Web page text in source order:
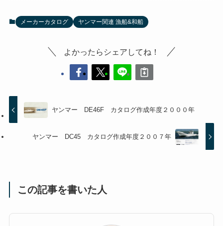
メーカーカタログ ヤンマー関連 漁船&和船
よかったらシェアしてね！
ヤンマー DE46F カタログ作成年度２０００年
ヤンマー DC45 カタログ作成年度２００７年
この記事を書いた人